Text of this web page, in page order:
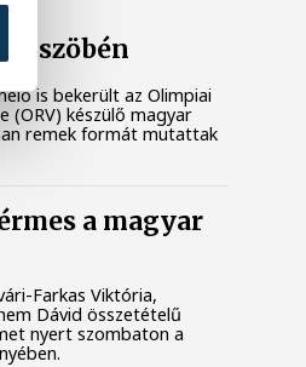
is bekerült az Olimpiai
(ORV) készülő magyar
remek formát mutattak
a magyar
Farkas Viktória,
Dávid összetételű
nyert szombaton a